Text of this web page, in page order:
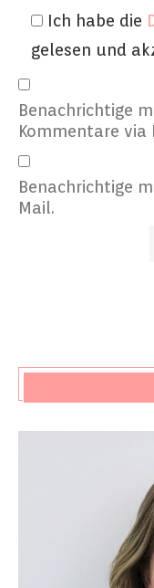
Ich habe die
gelesen und
Benachrichtige
Kommentare via
Benachrichtige
Mail.